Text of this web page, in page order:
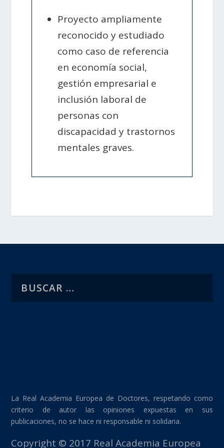
Proyecto ampliamente
reconocido y estudiado
como caso de referencia
en economía social,
gestión empresarial e
inclusión laboral de
personas con
discapacidad y trastornos
mentales graves.
La Real Academia Europea de Doctores, respetando como
criterio de autor las opiniones expuestas en sus
publicaciones, no se hace ni responsable ni solidaria.
Copyright © 2017 Real Academia Europea